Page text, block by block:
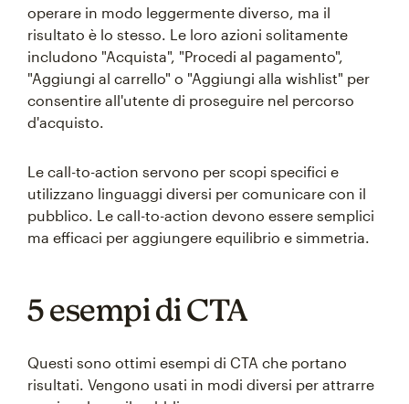
operare in modo leggermente diverso, ma il
risultato è lo stesso. Le loro azioni solitamente
includono "Acquista", "Procedi al pagamento",
"Aggiungi al carrello" o "Aggiungi alla wishlist" per
consentire all'utente di proseguire nel percorso
d'acquisto.
Le call-to-action servono per scopi specifici e
utilizzano linguaggi diversi per comunicare con il
pubblico. Le call-to-action devono essere semplici
ma efficaci per aggiungere equilibrio e simmetria.
5 esempi di CTA
Questi sono ottimi esempi di CTA che portano
risultati. Vengono usati in modi diversi per attrarre